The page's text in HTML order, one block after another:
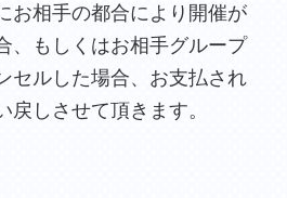
お相手の都合により開催が
、もしくはお相手グループ
セルした場合、お支払され
戻しさせて頂きます。